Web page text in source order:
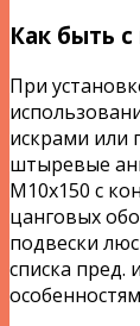
Как быть
При
искрами или
штыревые
М10х150 с
цанговых
подвески
списка пред.